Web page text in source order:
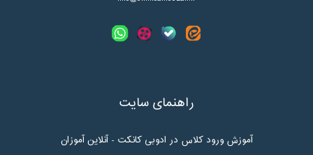
راهنمای سایت
آموزش ورود کلاس در ادوبی کانکت - آنلاین آموزان